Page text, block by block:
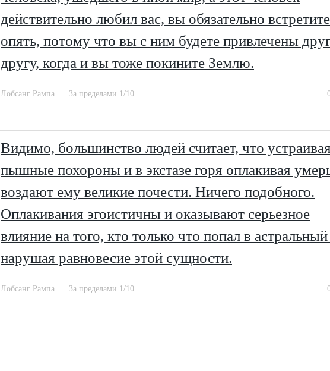
действительно любил вас, вы обязательно
опять, потому что вы с ним будете привлечены
другу, когда и вы тоже покините Землю.
Лобсанг Рампа За пределами 1/10
Видимо, большинство людей считает, что устраивая
пышные похороны и в экстазе горя оплакивая
воздают ему великие почести. Ничего подобного.
Оплакивания эгоистичны и оказывают серьезное
влияние на того, кто только что попал в
нарушая равновесие этой сущности.
Лобсанг Рампа За пределами 1/10